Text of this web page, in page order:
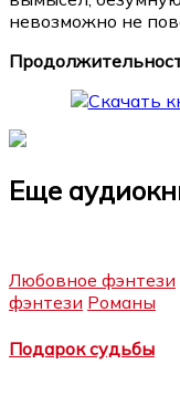
невозможно не
Еще
Любовное фэнтези
фэнтези Романы
Подарок судьбы